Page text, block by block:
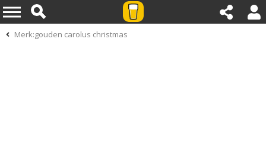
Merk:gouden carolus christmas